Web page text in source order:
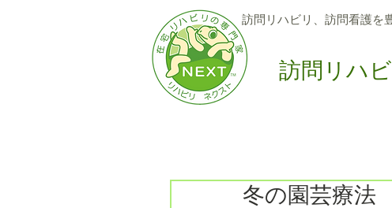
訪問リハビリ、訪問看護を
訪問リハ
冬の園芸療